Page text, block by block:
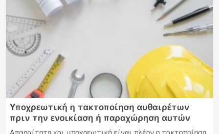
Υποχρεωτική η τακτοποίηση αυθαιρέτων
πριν την ενοικίαση ή παραχώρηση αυτών